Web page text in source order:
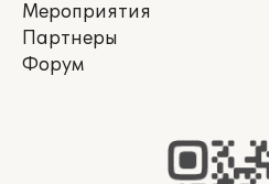
Мероприятия
Партнеры
Форум